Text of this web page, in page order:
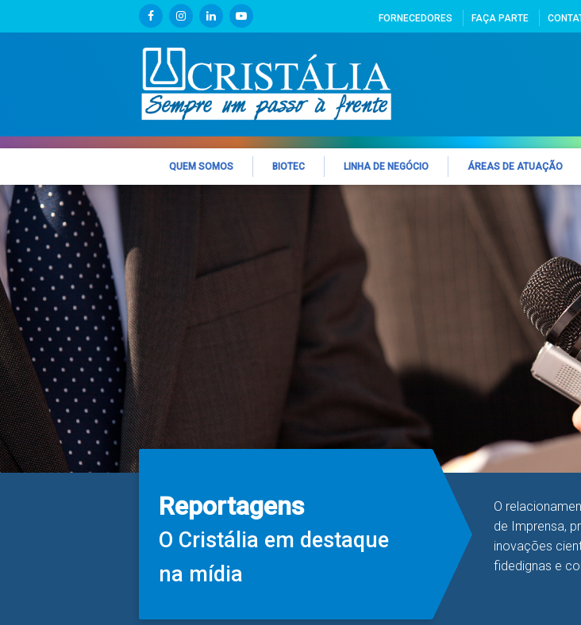
FORNECEDORES FAÇA PARTE
QUEM SOMOS BIOTEC LINHA DE NEGÓCIO ÁREAS DE ATUAÇÃO
Reportagens
O Cristália em destaque
na mídia
O
de Imprensa,
inovações
fidedignas e